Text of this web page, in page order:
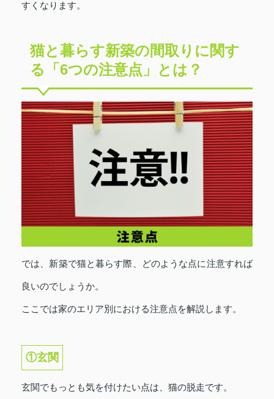
すくなります。
猫と暮らす新築の間取りに関す
る「6つの注意点」とは？
では、新築で猫と暮らす際、どのような点に注意すれば
良いのでしょうか。
ここでは家のエリア別における注意点を解説します。
①玄関
玄関でもっとも気を付けたい点は、猫の脱走です。